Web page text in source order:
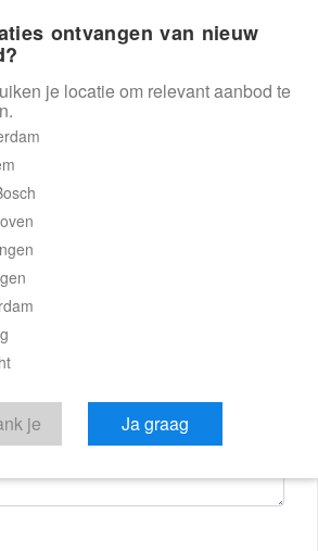
Huurflits
bericht
sturen kom je in contact met de
van de woning.
ontvangen van nieuw
je locatie om relevant aanbod te
je Ja graag